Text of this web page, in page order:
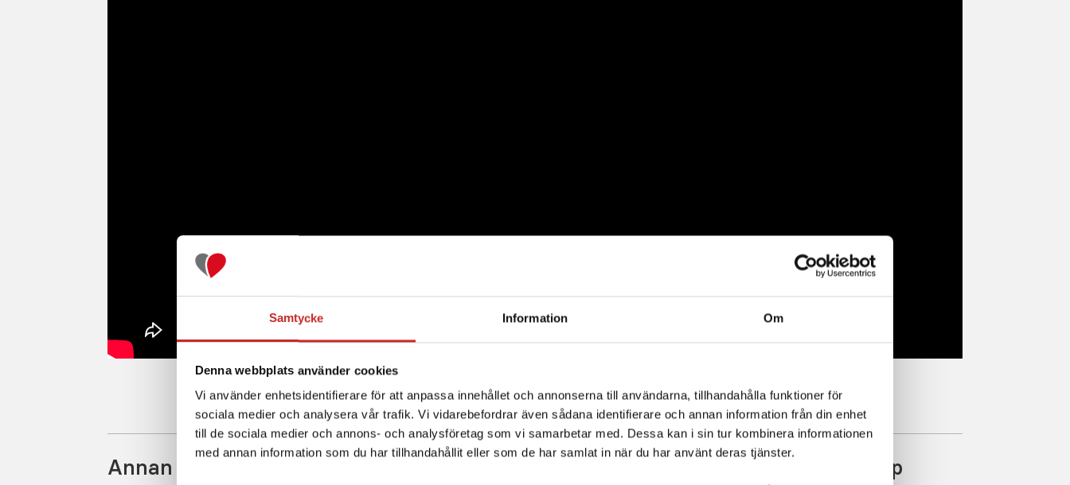
Samtycke Information Om
Denna webbplats använder cookies
Vi använder enhetsidentifierare för att anpassa innehållet och annonserna till användarna, tillhandahålla funktioner för
sociala medier och analysera vår trafik. Vi vidarebefordrar även sådana identifierare och annan information från din enhet
till de sociala medier och annons- och analysföretag som vi samarbetar med. Dessa kan i sin tur kombinera informationen
med annan information som du har tillhandahållit eller som de har samlat in när du har använt deras tjänster.
Annan information i kategorin Instruktionsfilm om Tandem t:slim X2 insulinpump